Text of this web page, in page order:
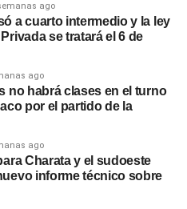
ago
a cuarto intermedio y la ley
se tratará el 6 de
ago
no habrá clases en el turno
por el partido de la
ago
Charata y el sudoeste
informe técnico sobre